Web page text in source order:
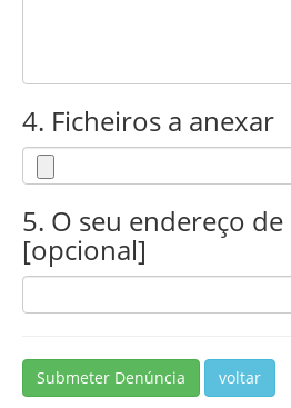
4. Ficheiros a anexar
5. O seu endereço de
[opcional]
Submeter Denúncia voltar